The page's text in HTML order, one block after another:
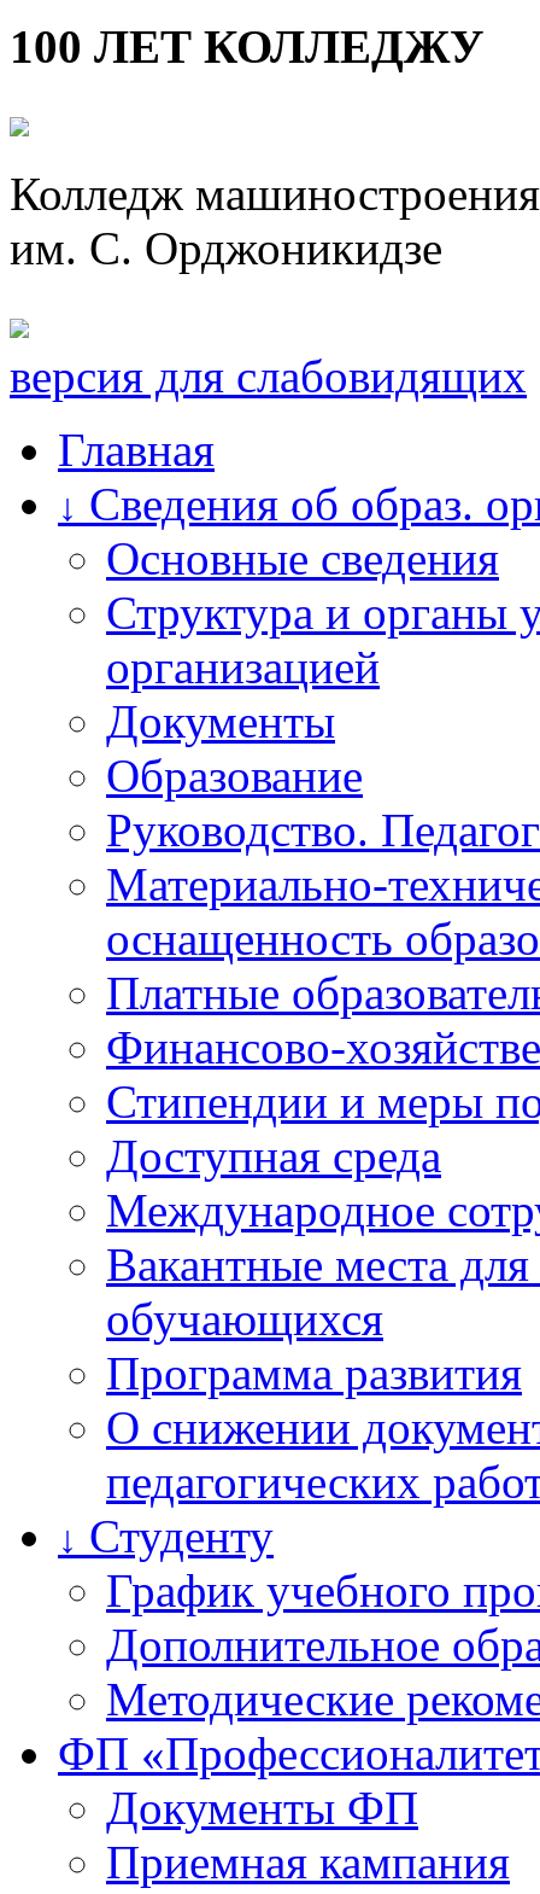
100 ЛЕТ КОЛЛЕДЖУ
Колледж
им. С. Орджоникидзе
версия для слабовидящих
Главная
↓ Сведения об образ.
Основные сведения
Структура и органы
организацией
Документы
Образование
Руководство.
Материально-
оснащенность
Платные
Финансово-
Стипендии и меры
Доступная среда
Международное
Вакантные места
обучающихся
Программа развития
О снижении
педагогических
↓ Студенту
График учебного
Дополнительное
Методические
ФП
Документы ФП
Приемная кампания